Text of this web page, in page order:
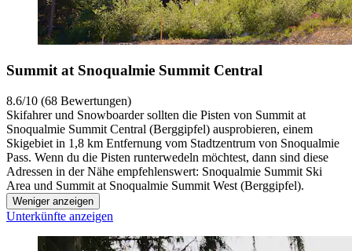
Summit at Snoqualmie Summit Central
8.6/10 (68 Bewertungen)
Skifahrer und Snowboarder sollten die Pisten von Summit at
Snoqualmie Summit Central (Berggipfel) ausprobieren, einem
Skigebiet in 1,8 km Entfernung vom Stadtzentrum von Snoqualmie
Pass. Wenn du die Pisten runterwedeln möchtest, dann sind diese
Adressen in der Nähe empfehlenswert: Snoqualmie Summit Ski
Area und Summit at Snoqualmie Summit West (Berggipfel).
Weniger anzeigen
Unterkünfte anzeigen